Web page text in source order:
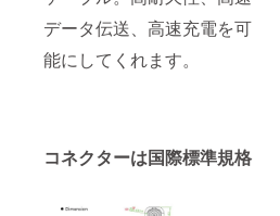
データ伝送、高速充電を可
能にしてくれます。
コネクターは国際標準規格